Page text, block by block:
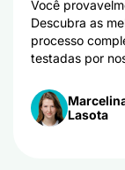
Você
Descubra as
processo
testadas por
Lasota